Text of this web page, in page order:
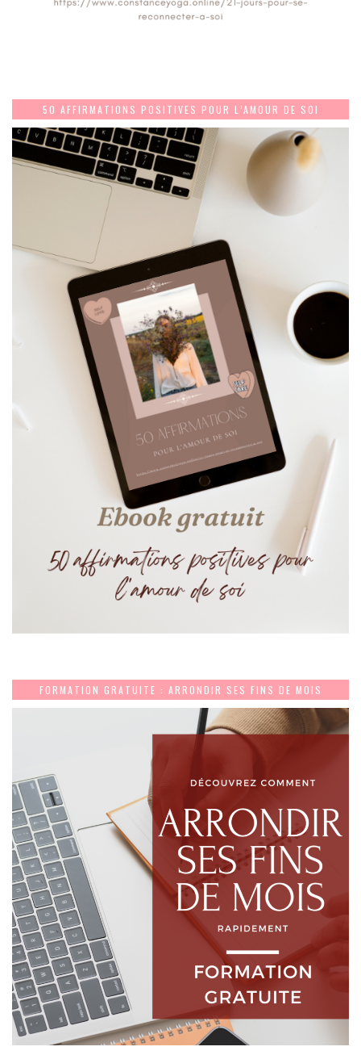
50 AFFIRMATIONS POSITIVES POUR L’AMOUR DE SOI
FORMATION GRATUITE : ARRONDIR SES FINS DE MOIS